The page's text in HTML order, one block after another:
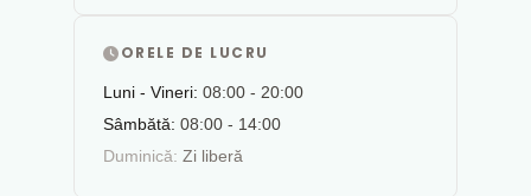
ORELE DE LUCRU
Luni - Vineri: 08:00 - 20:00
Sâmbătă: 08:00 - 14:00
Duminică: Zi liberă